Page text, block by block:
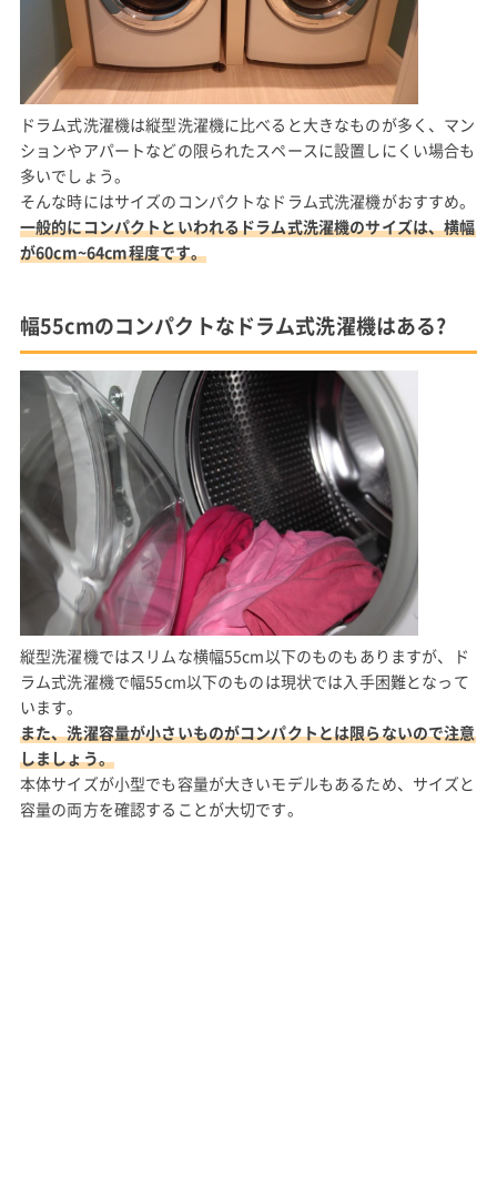
ドラム式洗濯機は縦型洗濯機に比べると大きなものが多く、マン
ションやアパートなどの限られたスペースに設置しにくい場合も
多いでしょう。
そんな時にはサイズのコンパクトなドラム式洗濯機がおすすめ。
一般的にコンパクトといわれるドラム式洗濯機のサイズは、横幅
が60cm~64cm程度です。
幅55cmのコンパクトなドラム式洗濯機はある?
縦型洗濯機ではスリムな横幅55cm以下のものもありますが、ド
ラム式洗濯機で幅55cm以下のものは現状では入手困難となって
います。
また、洗濯容量が小さいものがコンパクトとは限らないので注意
しましょう。
本体サイズが小型でも容量が大きいモデルもあるため、サイズと
容量の両方を確認することが大切です。